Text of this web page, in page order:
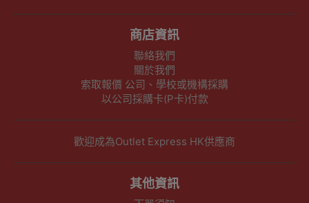
商店資訊
聯絡我們
關於我們
索取報價 公司、學校或機構採購
以公司採購卡(P卡)付款
歡迎成為Outlet Express HK供應商
其他資訊